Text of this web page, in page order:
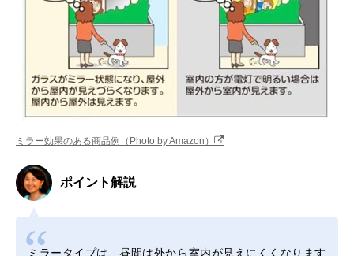
ミラー効果のある商品例（Photo by Amazon）
ポイント解説
ミラータイプは、昼間は外から室内が見えにくくなります